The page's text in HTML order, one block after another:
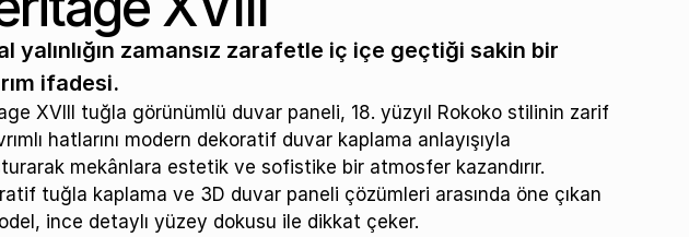
yalınlığın zamansız zarafetle iç içe geçtiği sakin bir
ifadesi.
XVIII tuğla görünümlü duvar paneli, 18. yüzyıl Rokoko stilinin zarif
hatlarını modern dekoratif duvar kaplama anlayışıyla
mekânlara estetik ve sofistike bir atmosfer kazandırır.
tuğla kaplama ve 3D duvar paneli çözümleri arasında öne çıkan
ince detaylı yüzey dokusu ile dikkat çeker.